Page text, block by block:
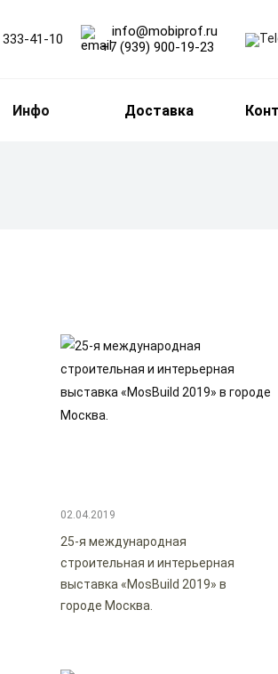
41-10
info@mobiprof.ru
+7 (939) 900-19-23
Инфо Доставка
02.04.2019
25-я международная
строительная и интерьерная
выставка «MosBuild 2019» в
городе Москва.